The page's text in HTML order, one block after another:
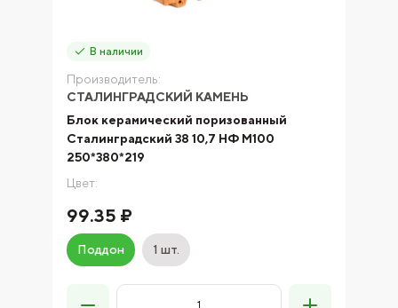
В наличии
Производитель:
СТАЛИНГРАДСКИЙ КАМЕНЬ
Блок керамический поризованный
Сталинградский 38 10,7 НФ М100
250*380*219
Цвет:
99.35 ₽
Поддон 1 шт.